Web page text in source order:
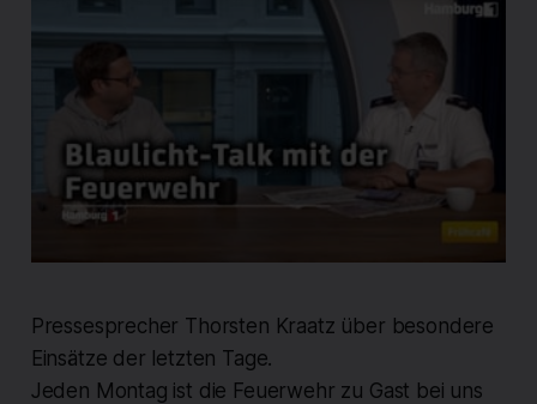
Pressesprecher Thorsten Kraatz über besondere
Einsätze der letzten Tage.
Jeden Montag ist die Feuerwehr zu Gast bei uns